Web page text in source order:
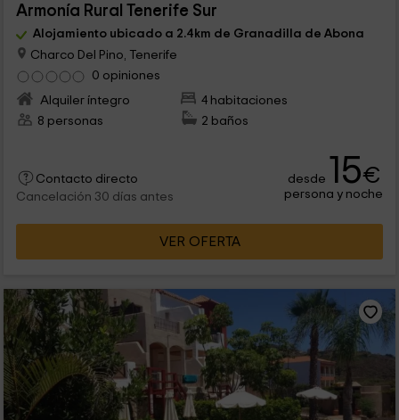
Armonía Rural Tenerife Sur
Alojamiento ubicado a 2.4km de Granadilla de Abona
Charco Del Pino, Tenerife
0 opiniones
Alquiler íntegro
4 habitaciones
8 personas
2 baños
Contacto directo
Cancelación 30 días antes
desde 15€
persona y noche
VER OFERTA